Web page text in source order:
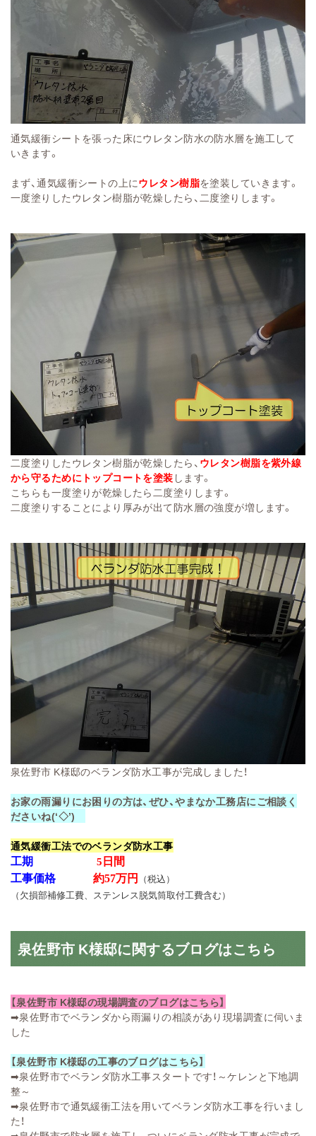
通気緩衝シートを張った床にウレタン防水の防水層を施工して
いきます。
まず、通気緩衝シートの上にウレタン樹脂を塗装していきます。
一度塗りしたウレタン樹脂が乾燥したら、二度塗りします。
二度塗りしたウレタン樹脂が乾燥したら、 ウレタン樹脂を紫外線
から守るためにトップコートを塗装 します。
こちらも一度塗りが乾燥したら二度塗りします。
二度塗りすることにより厚みが出て防水層の強度が増します。
泉佐野市 K様邸のベランダ防水工事が完成しました！
お家の雨漏りにお困りの方は、ぜひ、やまなか工務店にご相談く
ださいね(‘◇’)ゞ
通気緩衝工法でのベランダ防水工事
工期 5 日間
工事価格
約57万円
（税込）
（欠損部補修工費、ステンレス脱気筒取付工費含む）
泉佐野市 K様邸に関するブログはこちら
【泉佐野市 K様邸の現場調査のブログはこちら】
➡泉佐野市でベランダから雨漏りの相談があり現場調査に伺いま
した
【泉佐野市 K様邸の工事のブログはこちら】
➡泉佐野市でベランダ防水工事スタートです！～ケレンと下地調
整～
➡泉佐野市で通気緩衝工法を用いてベランダ防水工事を行いまし
た！